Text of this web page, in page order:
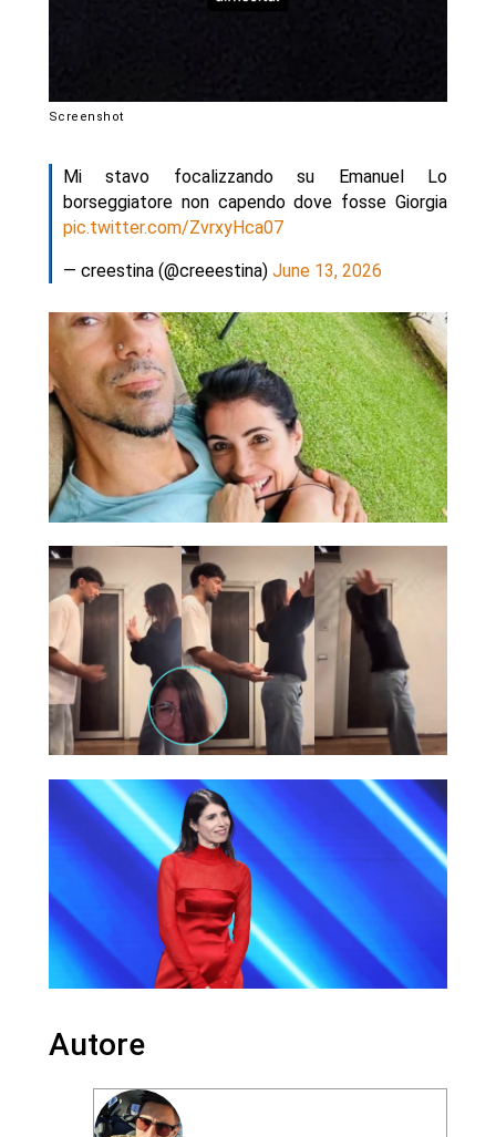
Screenshot
Mi stavo focalizzando su Emanuel Lo
borseggiatore non capendo dove fosse Giorgia
pic.twitter.com/ZvrxyHca07
— creestina (@creeestina) June 13, 2026
Autore